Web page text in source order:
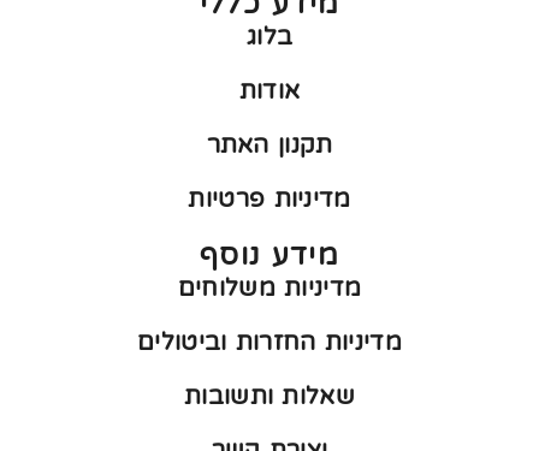
בלוג
אודות
תקנון האתר
מדיניות פרטיות
מידע נוסף
מדיניות משלוחים
מדיניות החזרות וביטולים
שאלות ותשובות